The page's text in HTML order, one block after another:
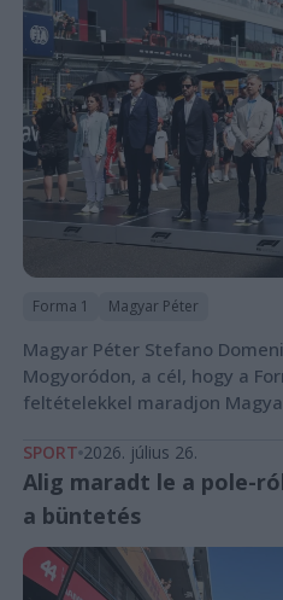
Forma 1 Magyar Péter
Magyar Péter Stefano
Mogyoródon, a cél, hogy a
feltételekkel maradjon
SPORT 2026. július 26.
Alig maradt le a pole-
a büntetés